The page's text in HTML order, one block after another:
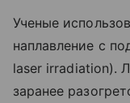
Ученые
наплавление с
laser irradiation).
заранее